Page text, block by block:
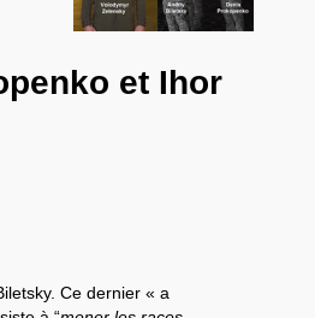
et Ihor
Ce dernier « a